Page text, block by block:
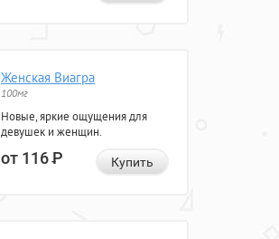
Женская Виагра
100мг
Новые, яркие ощущения для
девушек и женщин.
от 116Р Купить